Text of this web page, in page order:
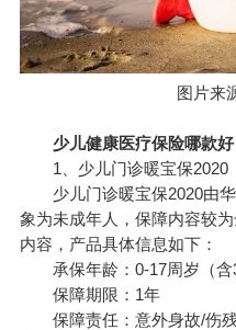
图片来
少儿健康医疗保险哪款好
1、少儿门诊暖宝保2020
少儿门诊暖宝保2020由华
象为未成年人，保障内容较
内容，产品具体信息如下：
承保年龄：0-17周岁（含
保障期限：1年
保障责任：意外身故/伤残